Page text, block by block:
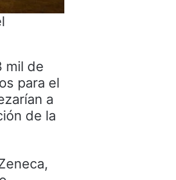
mil de
para el
a
de la